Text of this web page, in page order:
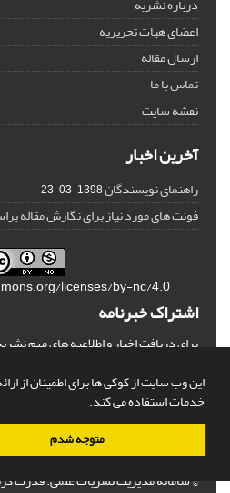
این وب سایت از کوکی ها برای اطمینان از
خدمات استفاده می کند.
متوجه شدم
درباره نشریه
اعضای هیات تحریریه
ارسال مقاله
تماس با ما
نقشه سایت
آخرین اخبار
راهنمای نویسندگان1398-03-23
فونت های مورد نیاز برای نگارش مقاله
licenses/by-nc/4.0/
اشتراک خبرنامه
برای دریافت اخبار و اطلاعیه های مهم
© سامانه مدیریت نشریات علمی.قدرت